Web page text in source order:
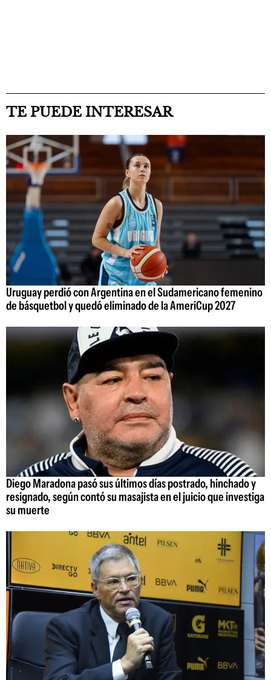
TE PUEDE INTERESAR
Uruguay perdió con Argentina en el Sudamericano femenino
de básquetbol y quedó eliminado de la AmeriCup 2027
Diego Maradona pasó sus últimos días postrado, hinchado y
resignado, según contó su masajista en el juicio que investiga
su muerte